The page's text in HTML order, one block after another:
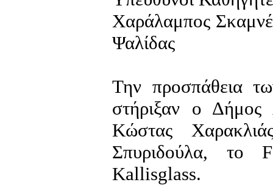
Χαράλαμπος
Ψαλίδας
Την προσπάθεια
στήριξαν ο Δήμος
Kώστας
Σπυριδούλα,
Kallisglass.